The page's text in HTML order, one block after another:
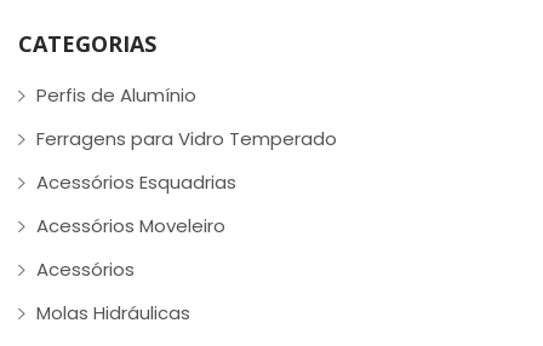
CATEGORIAS
Perfis de Alumínio
Ferragens para Vidro Temperado
Acessórios Esquadrias
Acessórios Moveleiro
Acessórios
Molas Hidráulicas